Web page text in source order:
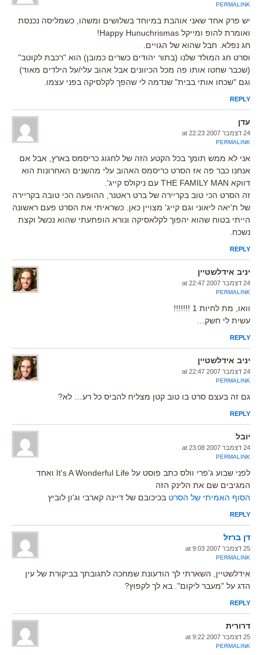
PERMALINK
יש פרק אחד שאני אוהבת במיוחד בשלושים ומשהו, כשמליסה נכנסת
ואומרת להופ ומייקל Happy Hunuchrismas!
חג נפלא. חבל שהוא של הגויים.
וסרט חג המולד שלנו (בתור יהודים כשרים כמובן) הוא "רכבת לקוטב"
(שכבר שחטו אותו פה מכל הכיוונים אבל אהוב עלי/על הילדים מאוד)
וגם "שכחו אותי בבית" שנדמה לי שהפך לקלסיקה בפני עצמו.
REPLY
עדן
24 דצמבר 2007 at 22:23
PERMALINK
אני לא ממש תומך בכל הקטע הזה של לחגוג כריסמס בארץ, אבל אם
אנחנו כבר פה אז הסרט כריסמס האהוב עלי מהשנים האחרונות הוא
דווקא THE FAMILY MAN עם ניקולס קייג'.
זה הסרט הכי טוב בקריירה של ברט ראטנר, ההופעה הכי טובה בקריירה
של ת'יאה ליאוני וגם קייג' מצויין כאן. כשראיתי את הסרט פעם ראשונה
הייתי בטוח שהוא יהפוך לקלאסיקה ונורא הופתעתי שהוא נכשל וקצת
נשכח.
REPLY
יניב אידלשטיין
24 דצמבר 2007 at 22:47
PERMALINK
וואו, מת לחיות 1 !!!!!!!
עשית לי חשק…
REPLY
יניב אידלשטיין
24 דצמבר 2007 at 22:47
PERMALINK
גם זה בעצם סרט בו טוב קטן מצליח להביס כל רע… לא?
REPLY
יובל
24 דצמבר 2007 at 23:08
PERMALINK
לפני שבוע ג'פרי וולס כתב פוסט על It's A Wonderful Life ואחד
המגיבים שם את הלינק הזה
הסוף האמיתי של הסרט בכיכובם של דיינה קארבי וג'ון לוביץ
REPLY
דן ברזל
25 דצמבר 2007 at 9:03
PERMALINK
אידלשטיין, השארתי לך הודעונת שמחכה לתגובתך בביקורת של עין
הדג על "מעבר ליקום". בא לך לקפוץ?
REPLY
דרורית
25 דצמבר 2007 at 9:22
PERMALINK